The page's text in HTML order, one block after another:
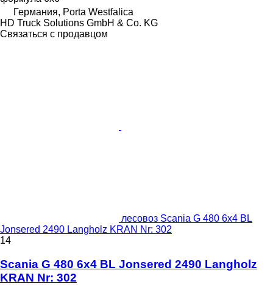
Германия, Porta Westfalica
HD Truck Solutions GmbH & Co. KG
Связаться с продавцом
лесовоз Scania G 480 6x4 BL
Jonsered 2490 Langholz KRAN Nr: 302
14
Scania G 480 6x4 BL Jonsered 2490 Langholz
KRAN Nr: 302